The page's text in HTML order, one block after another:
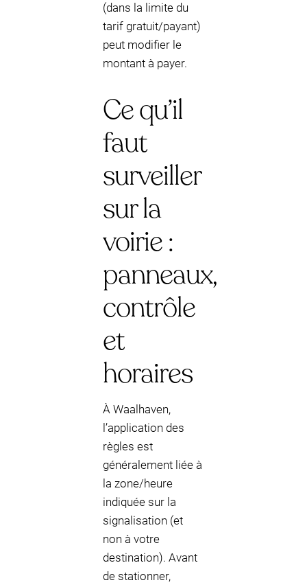
(dans la limite du
tarif gratuit/payant)
peut modifier le
montant à payer.
Ce qu’il
faut
surveiller
sur la
voirie :
panneaux,
contrôle
et
horaires
À Waalhaven,
l’application des
règles est
généralement liée à
la zone/heure
indiquée sur la
signalisation (et
non à votre
destination). Avant
de stationner,